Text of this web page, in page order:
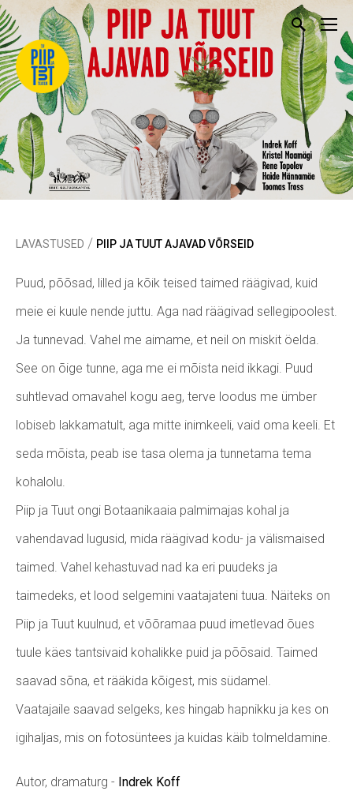
LAVASTUSED / PIIP JA TUUT AJAVAD VÕRSEID
Puud, põõsad, lilled ja kõik teised taimed räägivad, kuid
meie ei kuule nende juttu. Aga nad räägivad sellegipoolest.
Ja tunnevad. Vahel me aimame, et neil on miskit öelda.
See on õige tunne, aga me ei mõista neid ikkagi. Puud
suhtlevad omavahel kogu aeg, terve loodus me ümber
lobiseb lakkamatult, aga mitte inimkeeli, vaid oma keeli. Et
seda mõista, peab ise tasa olema ja tunnetama tema
kohalolu.
Piip ja Tuut ongi Botaanikaaia palmimajas kohal ja
vahendavad lugusid, mida räägivad kodu- ja välismaised
taimed. Vahel kehastuvad nad ka eri puudeks ja
taimedeks, et lood selgemini vaatajateni tuua. Näiteks on
Piip ja Tuut kuulnud, et võõramaa puud imetlevad õues
tuule käes tantsivaid kohalikke puid ja põõsaid. Taimed
saavad sõna, et rääkida kõigest, mis südamel.
Vaatajaile saavad selgeks, kes hingab hapnikku ja kes on
igihaljas, mis on fotosüntees ja kuidas käib tolmeldamine.
Autor, dramaturg - Indrek Koff